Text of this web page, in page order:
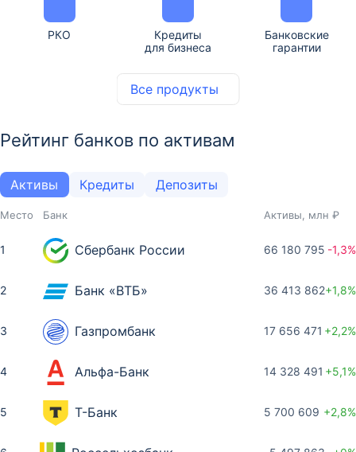
Все продукты
РКО
Кредиты
для бизнеса
Банковские
гарантии
Рейтинг банков по активам
Активы Кредиты Депозиты
Место Банк Активы, млн ₽
1 Сбербанк России 66 180 795 -1,3%
2 Банк «ВТБ» 36 413 862+1,8%
3 Газпромбанк 17 656 471 +2,2%
4 Альфа-Банк 14 328 491 +5,1%
5 Т-Банк 5 700 609 +2,8%